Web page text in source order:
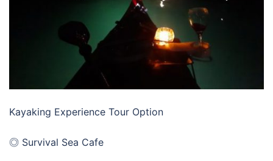
Kayaking Experience Tour Option
◎ Survival Sea Cafe